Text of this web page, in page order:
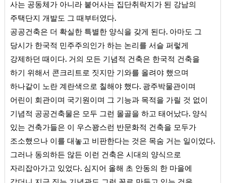
사는 공동체가 아니라 붙어사는 집단취락지가 된 강남의
주택단지 개발도 그 때부터였다.
공공건축은 더 확실한 특별한 양식을 갖게 된다. 아마도 그
당시가 한국적 민주주의인가 하는 논리를 서슬 퍼렇게
강제하던 때이다. 거의 모든 기념적 건축은 한국적 건축을
하기 위해서 콘크리트로 짓지만 기와를 올려야 했으며
하나같이 노란 계란색으로 칠해야 했다. 광주박물관이며
어린이 회관이며 국기원이며 그 기능과 목적을 가릴 것 없이
기념적 공공건축물은 모두 그런 몰골을 하고 태어났다. 양식
있는 건축가들은 이 우스꽝스런 반문화적 건축을 모두가
조소했으나 이를 대놓고 비판한다는 것은 목숨 거는 일이었다.
그러나 동의하든 않든 이런 건축은 시대의 양식으로
자리잡아가고 있었다. 심지어 올해 초 안동의 한 마을에